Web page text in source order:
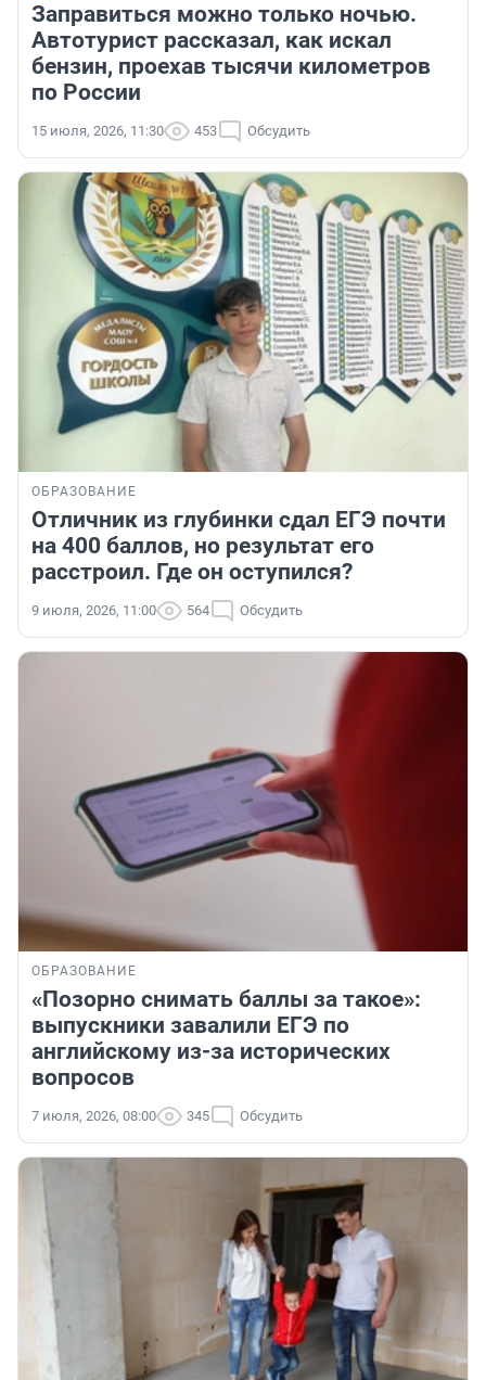
Заправиться можно только ночью.
Автотурист рассказал, как искал
бензин, проехав тысячи километров
по России
15 июля, 2026, 11:30 453 Обсудить
ОБРАЗОВАНИЕ
Отличник из глубинки сдал ЕГЭ почти
на 400 баллов, но результат его
расстроил. Где он оступился?
9 июля, 2026, 11:00 564 Обсудить
ОБРАЗОВАНИЕ
«Позорно снимать баллы за такое»:
выпускники завалили ЕГЭ по
английскому из-за исторических
вопросов
7 июля, 2026, 08:00 345 Обсудить